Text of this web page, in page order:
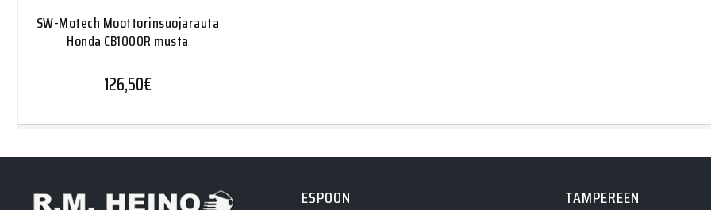
SW-Motech Moottorinsuojarauta
Honda CB1000R musta
126,50€
ESPOON TAMPEREEN